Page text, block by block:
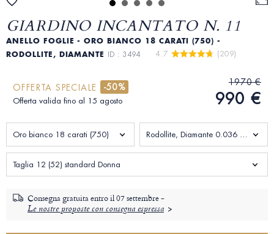
GIARDINO INCANTATO N. 11
ANELLO FOGLIE - ORO BIANCO 18 CARATI (750) -
RODOLLITE, DIAMANTE ID : 3494 4.7 (209)
OFFERTA SPECIALE -50%
Offerta valida fino al 15 agosto
1970 €
990 €
Oro bianco 18 carati (750) Rodollite, Diamante 0.036 Carati
Taglia 12 (52) standard Donna
Consegna gratuita entro il07 settembre -
Le nostre proposte con consegna espressa